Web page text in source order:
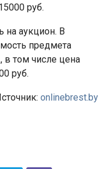
руб.
на аукцион. В
предмета
в том числе цена
руб.
onlinebrest.by